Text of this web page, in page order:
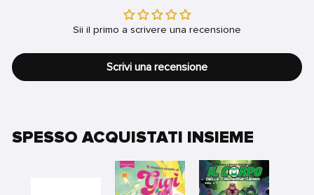
Sii il primo a scrivere una recensione
Scrivi una recensione
SPESSO ACQUISTATI INSIEME